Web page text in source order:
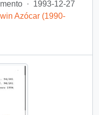
· 1993-12-27
Azócar (1990-